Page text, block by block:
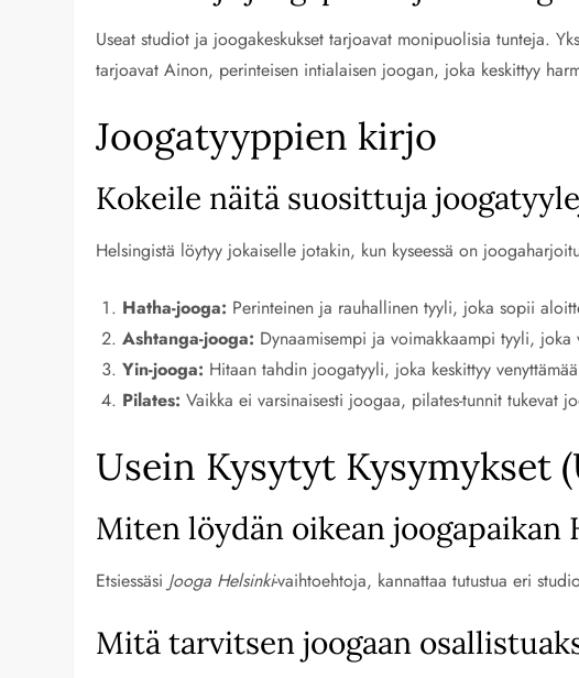
Useat studiot ja joogakeskukset tarjoavat monipuolisia tunteja.
tarjoavat Ainon, perinteisen intialaisen joogan, joka keskittyy
Joogatyyppien kirjo
Kokeile näitä suosittuja
Helsingistä löytyy jokaiselle jotakin, kun kyseessä on
Hatha-jooga: Perinteinen ja rauhallinen tyyli, joka sopii
Ashtanga-jooga: Dynaamisempi ja voimakkaampi tyyli, joka
Yin-jooga: Hitaan tahdin joogatyyli, joka keskittyy
Pilates: Vaikka ei varsinaisesti joogaa, pilates-tunnit tukevat
Usein Kysytyt Kysymykset
Miten löydän oikean joogapaikan
Etsiessäsi Jooga Helsinki-vaihtoehtoja, kannattaa tutustua eri
Mitä tarvitsen joogaan